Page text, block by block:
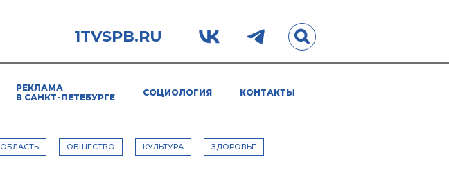
1TVSPB.RU
РЕКЛАМА
В САНКТ-ПЕТЕБУРГЕ
СОЦИОЛОГИЯ КОНТАКТЫ
ОБЛАСТЬ ОБЩЕСТВО КУЛЬТУРА ЗДОРОВЬЕ